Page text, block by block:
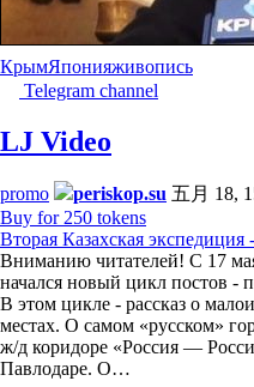
КрымЯпонияживопись
Telegram channel
LJ Video
promo periskop.su 五月 18,
Buy for 250 tokens
Вторая Казахская
Вниманию читателей! С 17
начался новый цикл постов -
В этом цикле - рассказ о
местах. О самом «русском»
ж/д коридоре «Россия —
Павлодаре. О…